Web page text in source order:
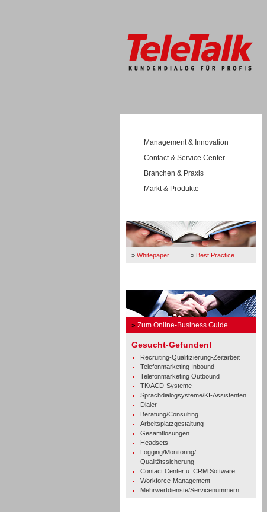
Management & Innovation
Contact & Service Center
Branchen & Praxis
Markt & Produkte
» Whitepaper » Best Practice
» Zum Online-Business Guide
Gesucht-Gefunden!
Recruiting-Qualifizierung-Zeitarbeit
Telefonmarketing Inbound
Telefonmarketing Outbound
TK/ACD-Systeme
Sprachdialogsysteme/KI-Assistenten
Dialer
Beratung/Consulting
Arbeitsplatzgestaltung
Gesamtlösungen
Headsets
Logging/Monitoring/
Qualitätssicherung
Contact Center u. CRM Software
Workforce-Management
Mehrwertdienste/Servicenummern